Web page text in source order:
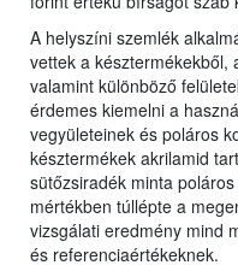
A helyszíni szemlék
vettek a késztermékekből,
valamint különböző
érdemes kiemelni a
vegyületeinek és poláros
késztermékek akrilamid
sütőzsiradék minta
mértékben túllépte a
vizsgálati eredmény mind
és referenciaértékeknek.